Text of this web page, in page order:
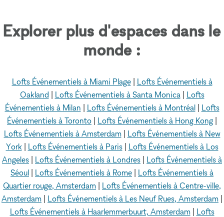
Explorer plus d'espaces dans le
monde :
Lofts Événementiels à Miami Plage| Lofts Événementiels à
Oakland
Lofts Événementiels à Santa Monica| Lofts
Événementiels à Milan
Lofts Événementiels à Montréal| Lofts
Événementiels à Toronto
Lofts Événementiels à Hong Kong
Lofts Événementiels à Amsterdam| Lofts Événementiels à New
York| Lofts Événementiels à Paris| Lofts Événementiels à Los
Angeles
Lofts Événementiels à Londres
Lofts Événementiels à
Séoul
Lofts Événementiels à Rome
Lofts Événementiels à
Quartier rouge, Amsterdam
Lofts Événementiels à Centre-ville,
Amsterdam
Lofts Événementiels à Les Neuf Rues, Amsterdam
Lofts Événementiels à Haarlemmerbuurt, Amsterdam| Lofts